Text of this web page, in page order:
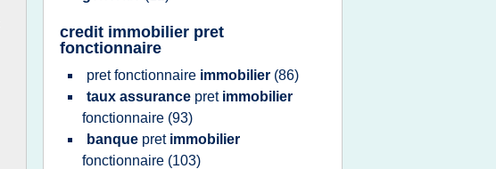
credit immobilier pret
fonctionnaire
pret fonctionnaire immobilier (86)
taux assurance pret immobilier
fonctionnaire (93)
banque pret immobilier
fonctionnaire (103)